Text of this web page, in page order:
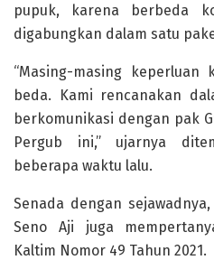
pupuk, karena berbeda
digabungkan dalam satu
“Masing-masing
beda. Kami rencanakan
berkomunikasi dengan pak
Pergub ini,” ujarnya
beberapa waktu lalu.
Senada dengan
Seno Aji juga
Kaltim Nomor 49 Tahun 2021.